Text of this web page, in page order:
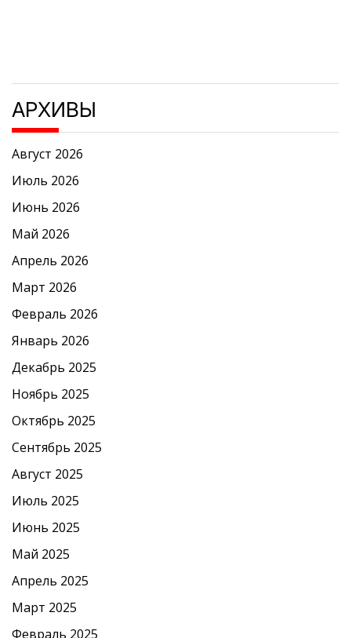
АРХИВЫ
Август 2026
Июль 2026
Июнь 2026
Май 2026
Апрель 2026
Март 2026
Февраль 2026
Январь 2026
Декабрь 2025
Ноябрь 2025
Октябрь 2025
Сентябрь 2025
Август 2025
Июль 2025
Июнь 2025
Май 2025
Апрель 2025
Март 2025
Февраль 2025